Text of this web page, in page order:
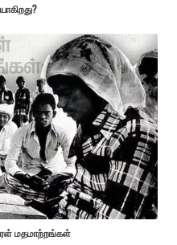
மதமாற்றங்கள்